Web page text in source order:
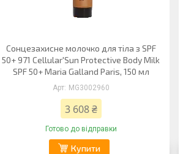
Сонцезахисне молочко для тіла з SPF
50+ 971 Cellular'Sun Protective Body Milk
SPF 50+ Maria Galland Paris, 150 мл
MG3002960
3 608 ₴
Готово до відправки
Купити